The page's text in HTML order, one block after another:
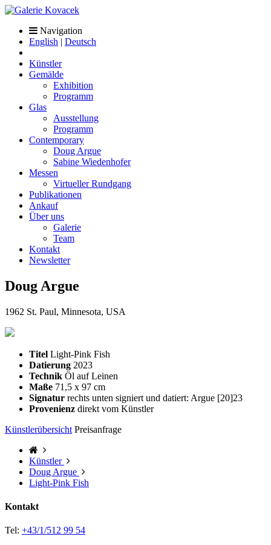
Navigation
English | Deutsch
Künstler
Gemälde
Exhibition
Programm
Glas
Ausstellung
Programm
Contemporary
Doug Argue
Sabine Wiedenhofer
Messen
Virtueller Rundgang
Publikationen
Ankauf
Über uns
Galerie
Team
Kontakt
Newsletter
Doug Argue
1962 St. Paul, Minnesota, USA
Titel Light-Pink Fish
Datierung 2023
Technik Öl auf Leinen
Maße 71,5 x 97 cm
Signatur rechts unten signiert und datiert: Argue [20]23
Provenienz direkt vom Künstler
Künstlerübersicht Preisanfrage
Künstler
Doug Argue
Light-Pink Fish
Kontakt
Tel: +43/1/512 99 54